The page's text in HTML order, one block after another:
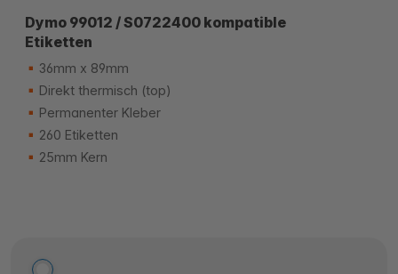
Dymo 99012 / S0722400 kompatible
Etiketten
36mm x 89mm
Direkt thermisch (top)
Permanenter Kleber
260 Etiketten
25mm Kern